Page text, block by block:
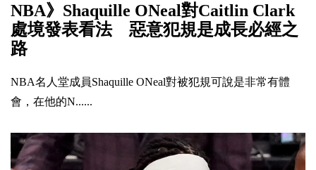
NBA》Shaquille ONeal對Caitlin Clark
處境發表看法 惡意犯規是成長必經之
路
NBA名人堂成員Shaquille ONeal對被犯規可說是非常有體
會，在他的N......